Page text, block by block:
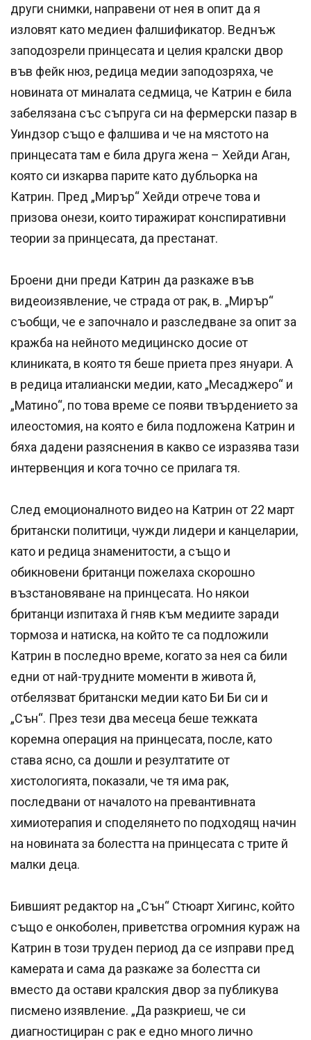
други снимки, направени от нея в опит да я
изловят като медиен фалшификатор. Веднъж
заподозрели принцесата и целия кралски двор
във фейк нюз, редица медии заподозряха, че
новината от миналата седмица, че Катрин е била
забелязана със съпруга си на фермерски пазар в
Уиндзор също е фалшива и че на мястото на
принцесата там е била друга жена – Хейди Аган,
която си изкарва парите като дубльорка на
Катрин. Пред „Мирър“ Хейди отрече това и
призова онези, които тиражират конспиративни
теории за принцесата, да престанат.
Броени дни преди Катрин да разкаже във
видеоизявление, че страда от рак, в. „Мирър“
съобщи, че е започнало и разследване за опит за
кражба на нейното медицинско досие от
клиниката, в която тя беше приета през януари. А
в редица италиански медии, като „Месаджеро“ и
„Матино“, по това време се появи твърдението за
илеостомия, на която е била подложена Катрин и
бяха дадени разяснения в какво се изразява тази
интервенция и кога точно се прилага тя.
След емоционалното видео на Катрин от 22 март
британски политици, чужди лидери и канцеларии,
като и редица знаменитости, а също и
обикновени британци пожелаха скорошно
възстановяване на принцесата. Но някои
британци изпитаха й гняв към медиите заради
тормоза и натиска, на който те са подложили
Катрин в последно време, когато за нея са били
едни от най-трудните моменти в живота й,
отбелязват британски медии като Би Би си и
„Сън“. През тези два месеца беше тежката
коремна операция на принцесата, после, като
става ясно, са дошли и резултатите от
хистологията, показали, че тя има рак,
последвани от началото на превантивната
химиотерапия и споделянето по подходящ начин
на новината за болестта на принцесата с трите й
малки деца.
Бившият редактор на „Сън“ Стюарт Хигинс, който
също е онкоболен, приветства огромния кураж на
Катрин в този труден период да се изправи пред
камерата и сама да разкаже за болестта си
вместо да остави кралския двор за публикува
писмено изявление. „Да разкриеш, че си
диагностициран с рак е едно много лично